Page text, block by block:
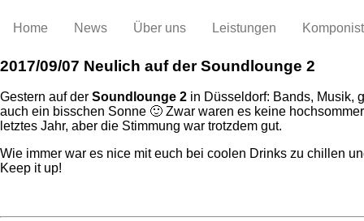
Home News Über uns Leistungen
2017/09/07 Neulich auf der Soundlounge 2
Gestern auf der Soundlounge 2 in Düsseldorf: Bands, Musik,
auch ein bisschen Sonne 🙂 Zwar waren es keine
letztes Jahr, aber die Stimmung war trotzdem gut.
Wie immer war es nice mit euch bei coolen Drinks zu chillen
Keep it up!